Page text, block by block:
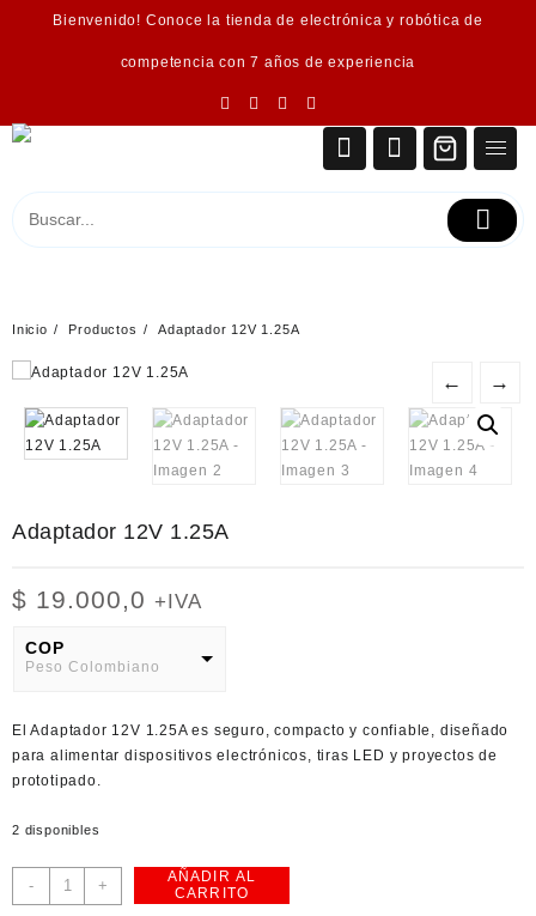
Bienvenido! Conoce la tienda de electrónica y robótica de
competencia con 7 años de experiencia
Inicio Productos Adaptador 12V 1.25A
← →
Adaptador 12V 1.25A
$ 19.000,0 +IVA
COP
Peso Colombiano
American Dollar
El Adaptador 12V 1.25A es seguro, compacto y confiable, diseñado
para alimentar dispositivos electrónicos, tiras LED y proyectos de
prototipado.
2 disponibles
-
Adaptador
12V
+
AÑADIR AL
CARRITO